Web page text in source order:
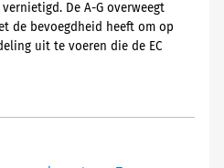
De A-G overweegt
de bevoegdheid heeft om op
uit te voeren die de EC